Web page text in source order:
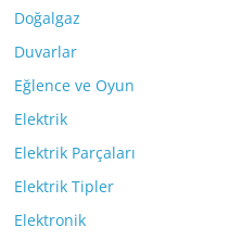
Doğalgaz
Duvarlar
Eğlence ve Oyun
Elektrik
Elektrik Parçaları
Elektrik Tipler
Elektronik